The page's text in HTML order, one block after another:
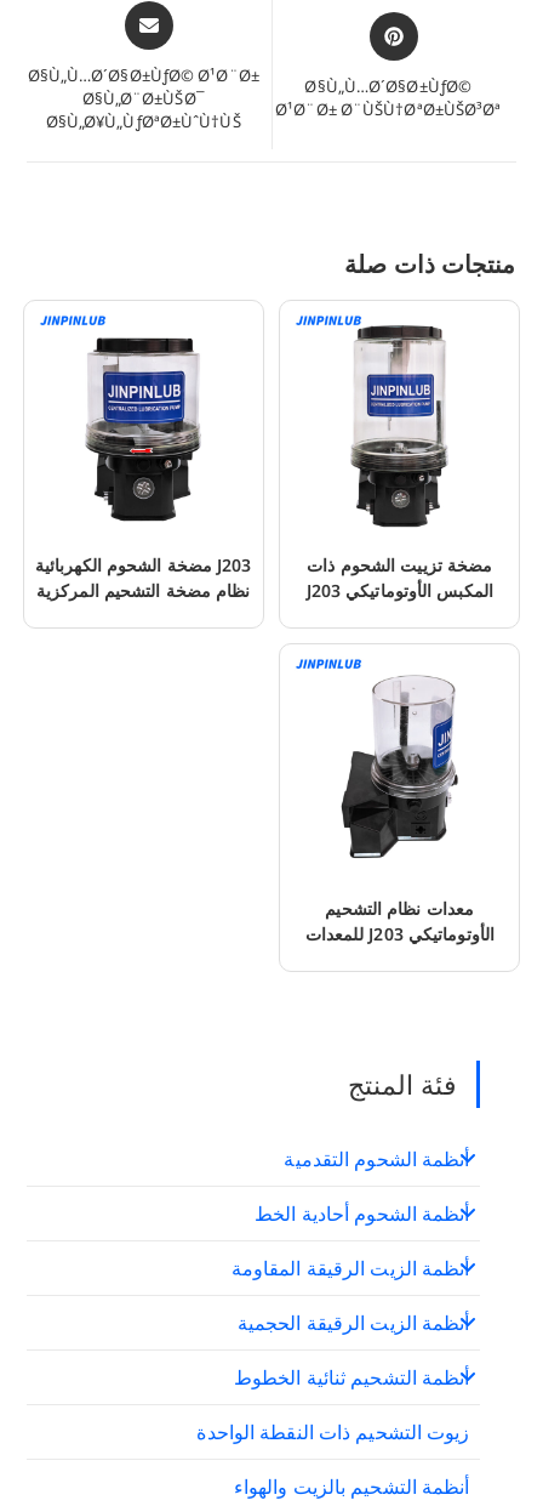
يفتح
في
نافذة
جديدة
Ø§Ù„Ù…Ø´Ø§Ø±ÙƒØ©
Ø¹Ø¨Ø± Ø¨ÙŠÙ†ØªØ±ÙŠØ³Øª
يفتح
في
نافذة
جديدة
Ø§Ù„Ù…Ø´Ø§Ø±ÙƒØ© Ø¹Ø¨Ø±
Ø§Ù„Ø¨Ø±ÙŠØ¯
Ø§Ù„Ø¥Ù„ÙƒØªØ±ÙˆÙ†ÙŠ
منتجات ذات صلة
مضخة تزييت الشحوم ذات
المكبس الأوتوماتيكي J203
J203 مضخة الشحوم الكهربائية
نظام مضخة التشحيم المركزية
معدات نظام التشحيم
الأوتوماتيكي J203 للمعدات
فئة المنتج
أنظمة الشحوم التقدمية
أنظمة الشحوم أحادية الخط
أنظمة الزيت الرقيقة المقاومة
أنظمة الزيت الرقيقة الحجمية
أنظمة التشحيم ثنائية الخطوط
زيوت التشحيم ذات النقطة الواحدة
أنظمة التشحيم بالزيت والهواء